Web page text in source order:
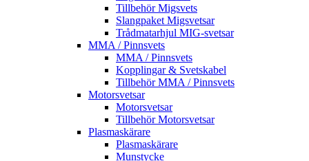
Tillbehör Migsvets
Slangpaket Migsvetsar
Trådmatarhjul MIG-svetsar
MMA / Pinnsvets
MMA / Pinnsvets
Kopplingar & Svetskabel
Tillbehör MMA / Pinnsvets
Motorsvetsar
Motorsvetsar
Tillbehör Motorsvetsar
Plasmaskärare
Plasmaskärare
Munstycke